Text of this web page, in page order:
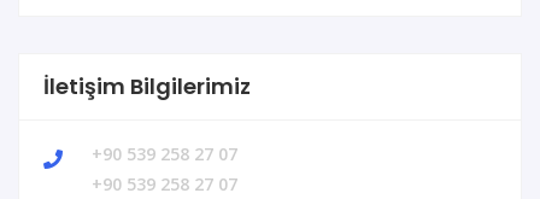
İletişim Bilgilerimiz
+90 539 258 27 07
+90 539 258 27 07